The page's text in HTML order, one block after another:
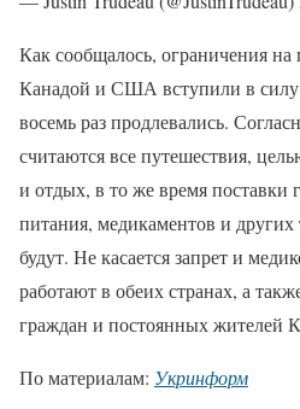
Как сообщалось, ограничения
Канадой и США вступили в силу
восемь раз продлевались.
считаются все путешествия,
и отдых, в то же время поставки
питания, медикаментов и других
будут. Не касается запрет и
работают в обеих странах, а
граждан и постоянных жителей
По материалам: Укринформ